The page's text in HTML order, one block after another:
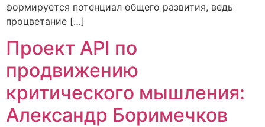
формируется потенциал общего развития, ведь
процветание […]
Проект API по
продвижению
критического мышления:
Александр Боримечков